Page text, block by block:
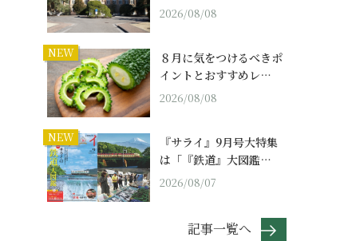
2026/08/08
NEW
８月に気をつけるべきポ
イントとおすすめレ…
2026/08/08
NEW
『サライ』9月号大特集
は「『鉄道』大図鑑…
2026/08/07
記事一覧へ